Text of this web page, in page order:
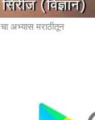
अभ्यास मराठीतून